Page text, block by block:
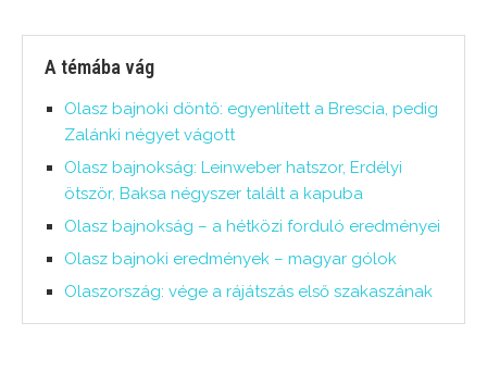
A témába vág
Olasz bajnoki döntő: egyenlített a Brescia, pedig
Zalánki négyet vágott
Olasz bajnokság: Leinweber hatszor, Erdélyi
ötször, Baksa négyszer talált a kapuba
Olasz bajnokság – a hétközi forduló eredményei
Olasz bajnoki eredmények – magyar gólok
Olaszország: vége a rájátszás első szakaszának